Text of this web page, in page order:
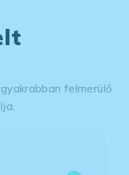
felmerülő